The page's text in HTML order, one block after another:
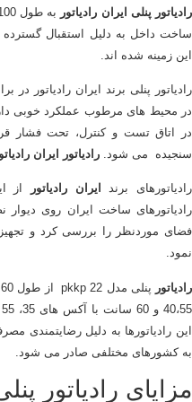
رادیاتور پنلی ایران رادیاتور
ساخت داخل به دلیل استقبال
این زمینه شده اند.
رادیاتور پنلی برند ایران رادیاتور
در محیط های مرطوب عملکرد خوبی
در اتاق تست و کنترل، تحت فشار
سنجیده می شود. رادیاتور ایران
رادیاتورهای برند ایران رادیاتور
از
رادیاتورهای ساخت ایران ر وی
فضای موردنظر را بررسی کرد و
نمود.
رادیاتور پنلی مدل pkkp 22 از طول 60 سانت الی 180 سانتی
این رادیاتورها به دلیل رضایتمندی
به کشورهای مختلفی صادر می شود.
مزایای رادیاتور